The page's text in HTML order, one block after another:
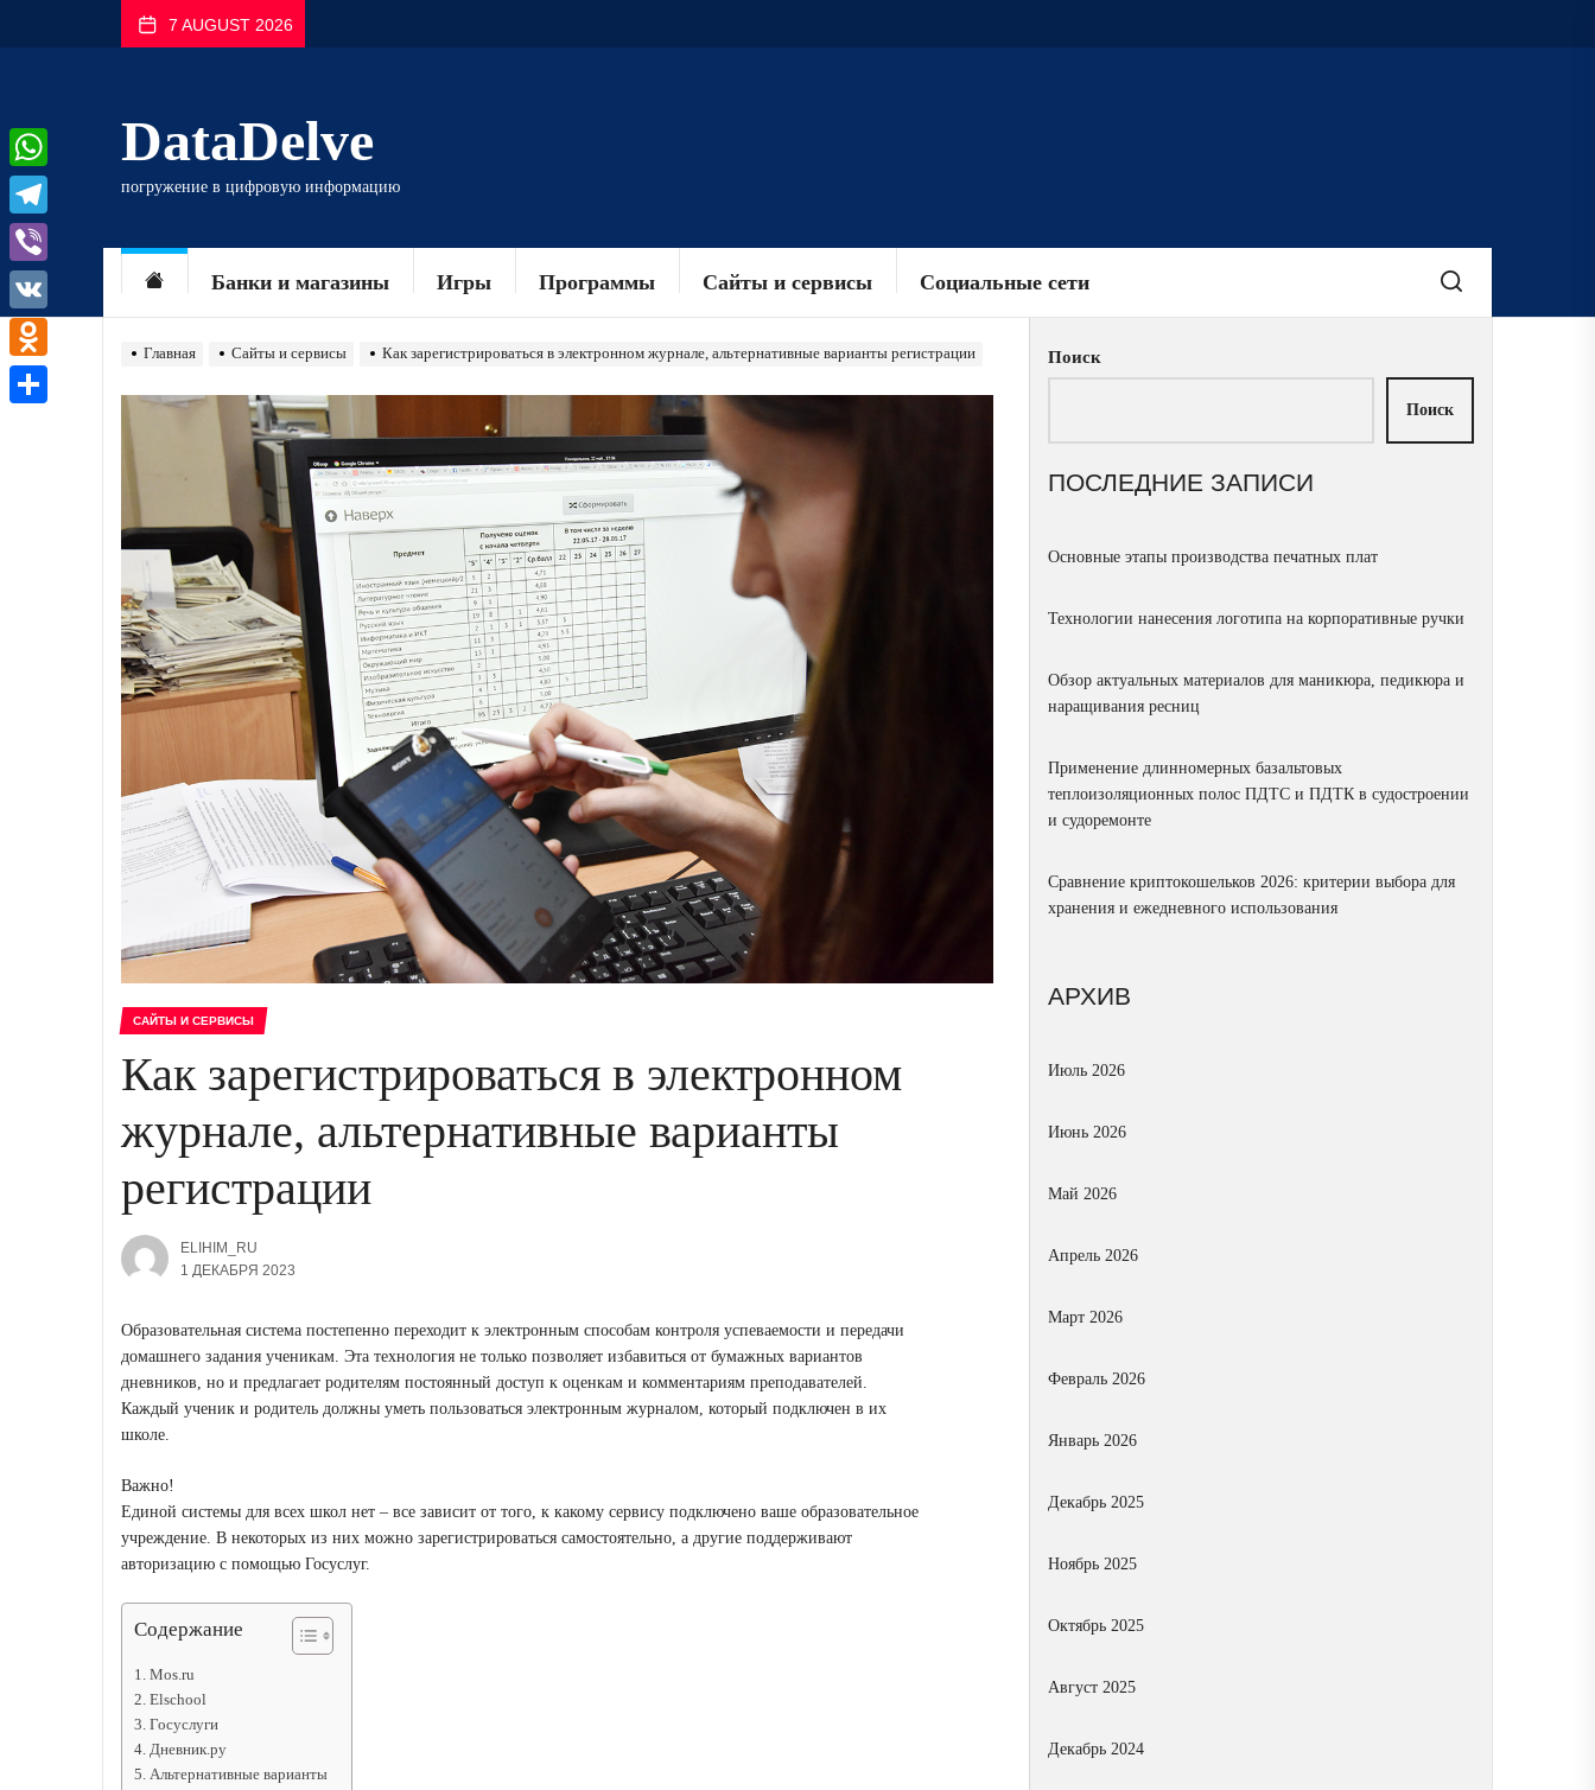
7 AUGUST 2026
DataDelve
погружение в цифровую информацию
Банки и магазины Игры Программы Сайты и сервисы Социальные сети
Главная Сайты и сервисы Как зарегистрироваться в электронном журнале, альтернативные варианты регистрации
САЙТЫ И СЕРВИСЫ
Как зарегистрироваться в электронном
журнале, альтернативные варианты
регистрации
ELIHIM_RU
1 ДЕКАБРЯ 2023
Образовательная система постепенно переходит к электронным способам контроля успеваемости и передачи
домашнего задания ученикам. Эта технология не только позволяет избавиться от бумажных вариантов
дневников, но и предлагает родителям постоянный доступ к оценкам и комментариям преподавателей.
Каждый ученик и родитель должны уметь пользоваться электронным журналом, который подключен в их
школе.
Важно!
Единой системы для всех школ нет – все зависит от того, к какому сервису подключено ваше образовательное
учреждение. В некоторых из них можно зарегистрироваться самостоятельно, а другие поддерживают
авторизацию с помощью Госуслуг.
Содержание
Mos.ru
Elschool
Госуслуги
Дневник.ру
Альтернативные варианты
Поиск
Поиск
ПОСЛЕДНИЕ ЗАПИСИ
Основные этапы производства печатных плат
Технологии нанесения логотипа на корпоративные ручки
Обзор актуальных материалов для маникюра, педикюра и
наращивания ресниц
Применение длинномерных базальтовых
теплоизоляционных полос ПДТС и ПДТК в судостроении
и судоремонте
Сравнение криптокошельков 2026: критерии выбора для
хранения и ежедневного использования
АРХИВ
Июль 2026
Июнь 2026
Май 2026
Апрель 2026
Март 2026
Февраль 2026
Январь 2026
Декабрь 2025
Ноябрь 2025
Октябрь 2025
Август 2025
Декабрь 2024
WhatsApp
Telegram
Viber
VK
Odnoklassniki